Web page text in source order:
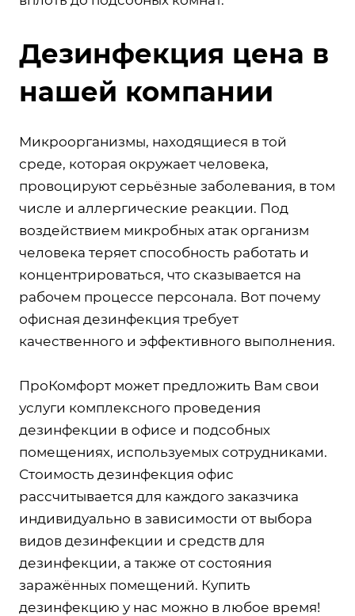
Дезинфекция цена в
нашей компании
Микроорганизмы, находящиеся в той
среде, которая окружает человека,
провоцируют серьёзные заболевания, в том
числе и аллергические реакции. Под
воздействием микробных атак организм
человека теряет способность работать и
концентрироваться, что сказывается на
рабочем процессе персонала. Вот почему
офисная дезинфекция требует
качественного и эффективного выполнения.
ПроКомфорт может предложить Вам свои
услуги комплексного проведения
дезинфекции в офисе и подсобных
помещениях, используемых сотрудниками.
Стоимость дезинфекция офис
рассчитывается для каждого заказчика
индивидуально в зависимости от выбора
видов дезинфекции и средств для
дезинфекции, а также от состояния
заражённых помещений. Купить
дезинфекцию у нас можно в любое время!